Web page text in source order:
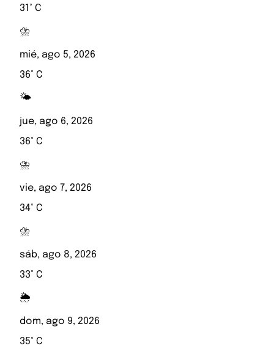
31° C
⛈️
mié, ago 5, 2026
36° C
🌤️
jue, ago 6, 2026
36° C
⛈️
vie, ago 7, 2026
34° C
⛈️
sáb, ago 8, 2026
33° C
🌦️
dom, ago 9, 2026
35° C